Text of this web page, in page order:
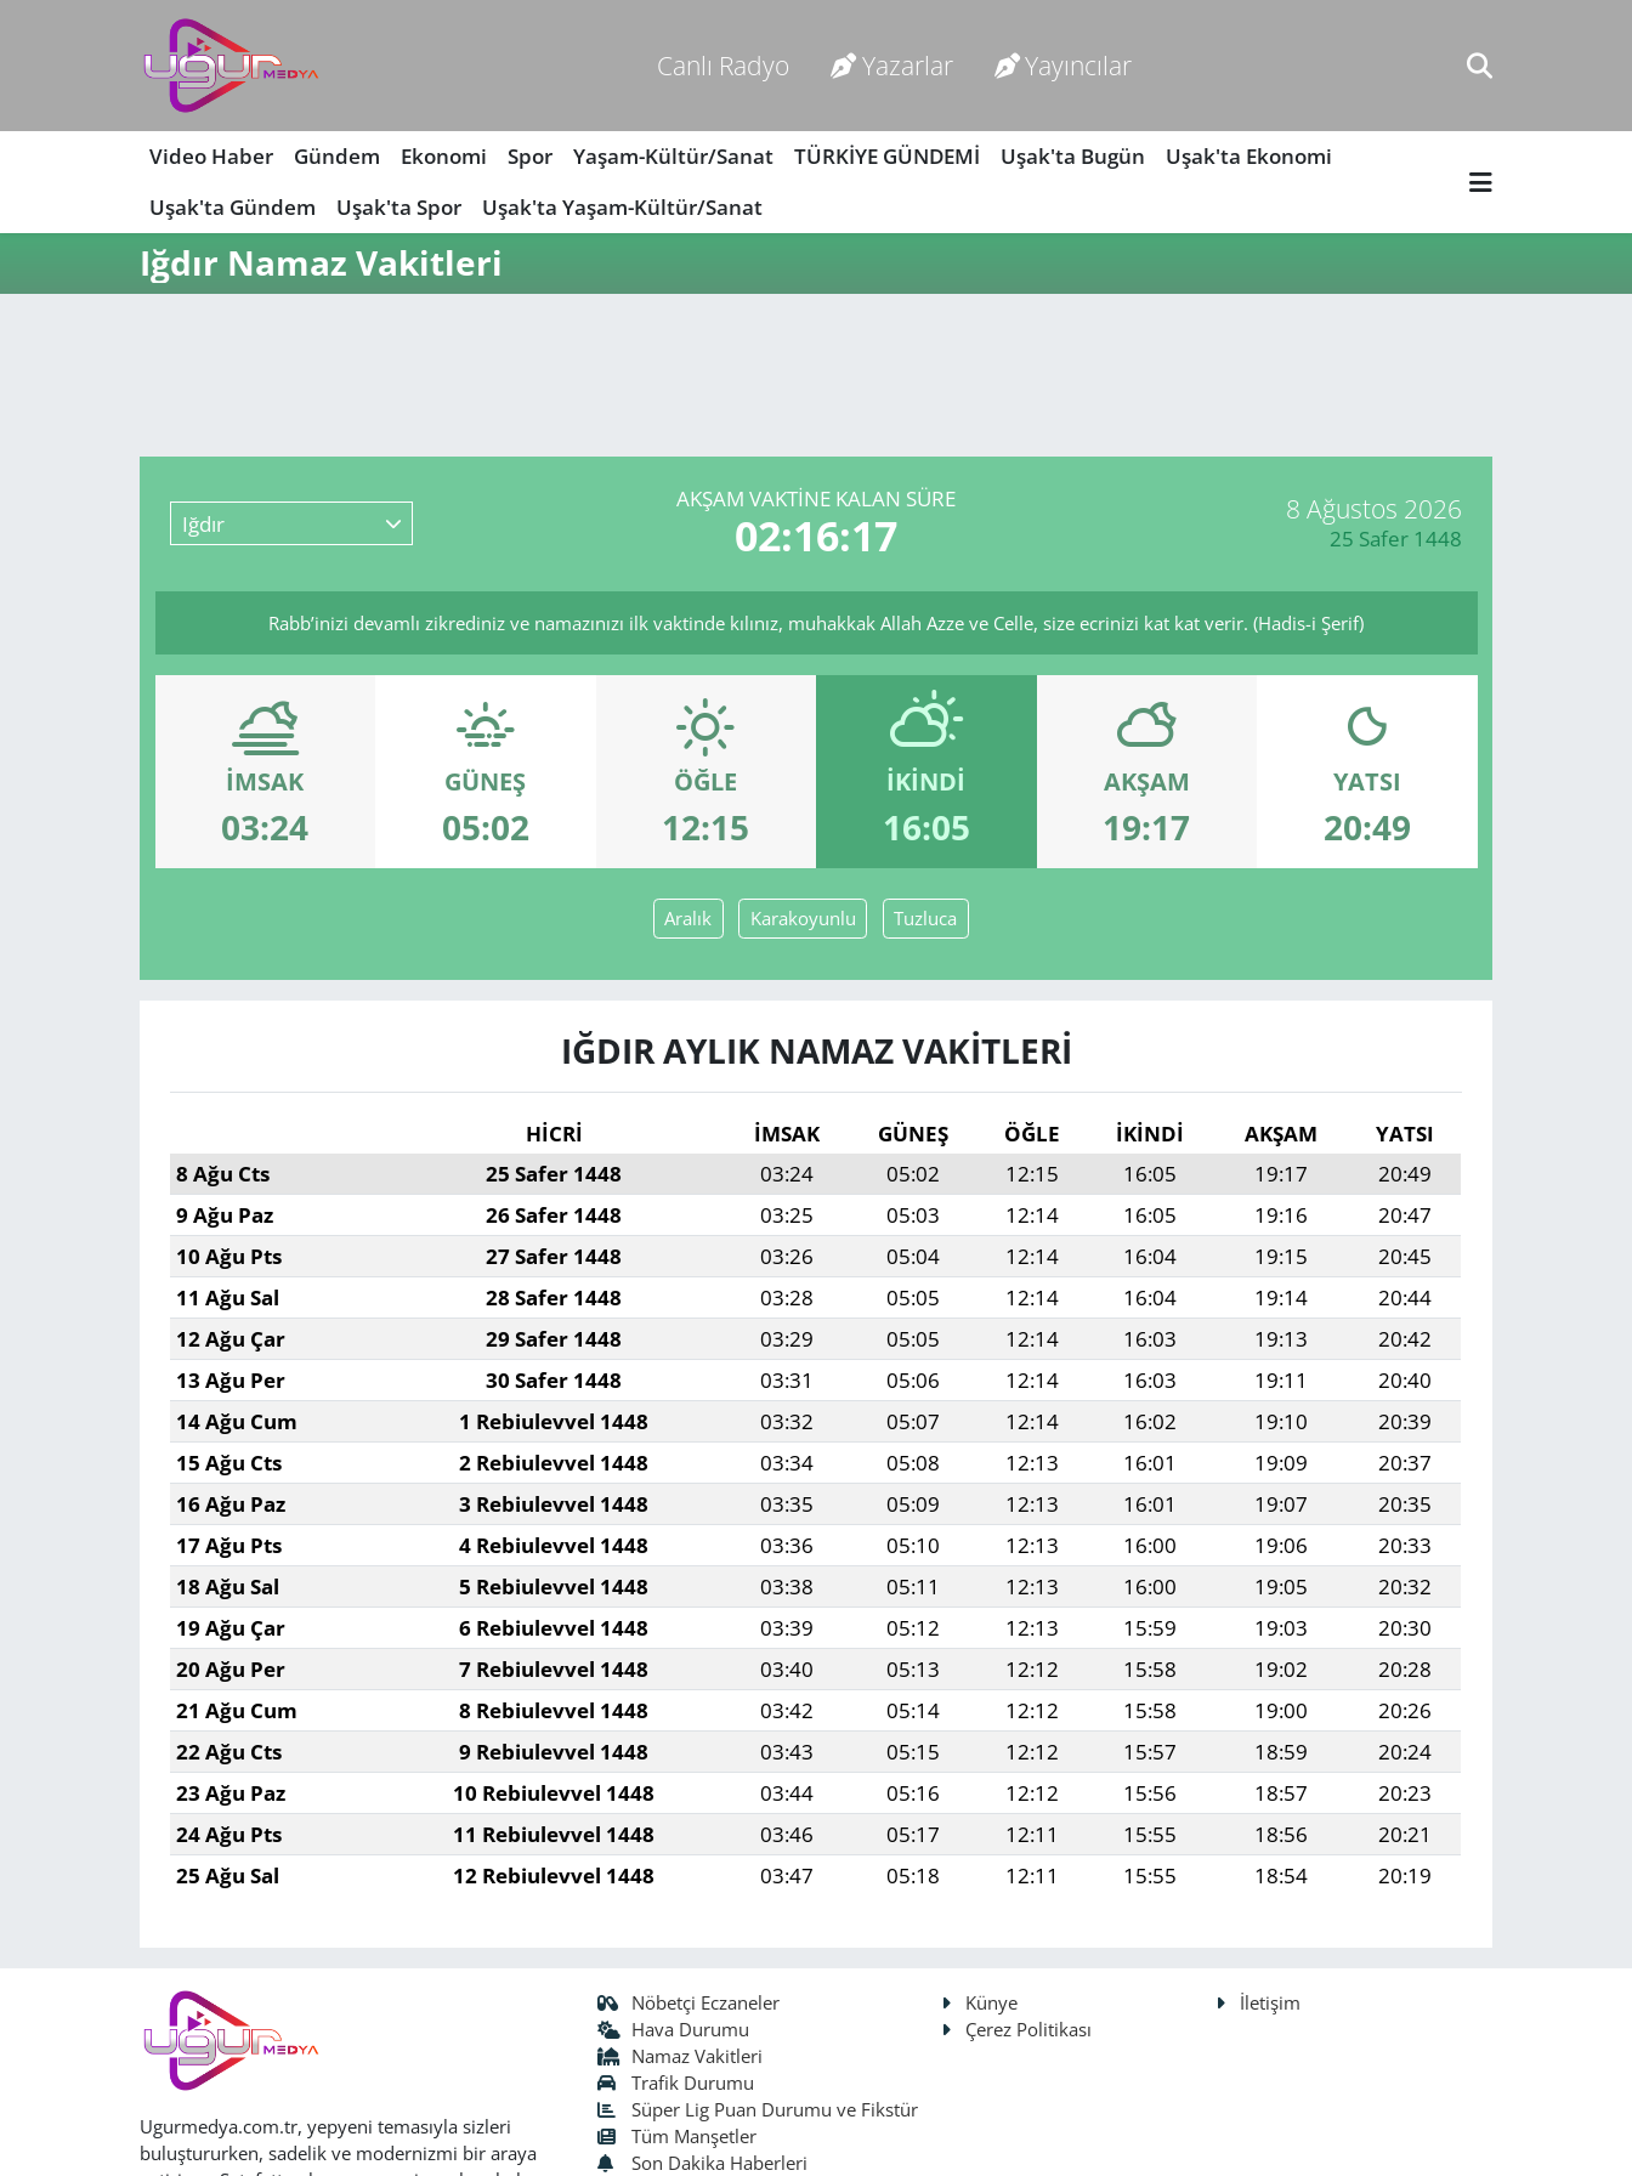
Canlı Radyo Yazarlar Yayıncılar
Video Haber Gündem Ekonomi Spor Yaşam-Kültür/Sanat TÜRKİYE GÜNDEMİ Uşak'ta Bugün
Uşak'ta Ekonomi
Uşak'ta Gündem
Uşak'ta Spor Uşak'ta Yaşam-Kültür/Sanat
Iğdır Namaz Vakitleri
Iğdır
AKŞAM VAKTİNE KALAN SÜRE
02:16:17 8 Ağustos 2026
25 Safer 1448
Rabb’inizi devamlı zikrediniz ve namazınızı ilk vaktinde kılınız, muhakkak Allah Azze ve Celle, size ecrinizi kat kat verir. (Hadis-i Şerif)
İMSAK
03:24
GÜNEŞ
05:02
ÖĞLE
12:15
İKINDI
16:05
AKŞAM
19:17
YATSI
20:49
Aralık Karakoyunlu Tuzluca
IĞDIR AYLIK NAMAZ VAKITLERI
HİCRİ İMSAK GÜNEŞ ÖĞLE İKINDI AKŞAM
YATSI
8 Ağu Cts
25 Safer 1448 03:24 05:02 12:15 16:05 19:17
20:49
9 Ağu Paz
26 Safer 1448 03:25 05:03 12:14 16:05 19:16
20:47
10 Ağu Pts
27 Safer 1448 03:26 05:04 12:14 16:04 19:15
20:45
11 Ağu Sal
28 Safer 1448 03:28 05:05 12:14 16:04 19:14
20:44
12 Ağu Çar
29 Safer 1448 03:29 05:05 12:14 16:03 19:13
20:42
13 Ağu Per
30 Safer 1448 03:31 05:06 12:14 16:03 19:11
20:40
14 Ağu Cum
1 Rebiulevvel 1448 03:32 05:07 12:14 16:02 19:10
20:39
15 Ağu Cts
2 Rebiulevvel 1448 03:34 05:08 12:13 16:01 19:09
20:37
16 Ağu Paz
3 Rebiulevvel 1448 03:35 05:09 12:13 16:01 19:07
20:35
17 Ağu Pts
4 Rebiulevvel 1448 03:36 05:10 12:13 16:00 19:06
20:33
18 Ağu Sal
5 Rebiulevvel 1448 03:38 05:11 12:13 16:00 19:05
20:32
19 Ağu Çar
6 Rebiulevvel 1448 03:39 05:12 12:13 15:59 19:03
20:30
20 Ağu Per
7 Rebiulevvel 1448 03:40 05:13 12:12 15:58 19:02
20:28
21 Ağu Cum
8 Rebiulevvel 1448 03:42 05:14 12:12 15:58 19:00
20:26
22 Ağu Cts
9 Rebiulevvel 1448 03:43 05:15 12:12 15:57 18:59
20:24
23 Ağu Paz
10 Rebiulevvel 1448 03:44 05:16 12:12 15:56 18:57
20:23
24 Ağu Pts
11 Rebiulevvel 1448 03:46 05:17 12:11 15:55 18:56
20:21
25 Ağu Sal
12 Rebiulevvel 1448 03:47 05:18 12:11 15:55 18:54 20:19
Ugurmedya.com.tr, yepyeni temasıyla sizleri
buluştururken, sadelik ve modernizmi bir araya
Nöbetçi Eczaneler
Hava Durumu
Namaz Vakitleri
Trafik Durumu
Süper Lig Puan Durumu ve Fikstür
Tüm Manşetler
Son Dakika Haberleri
Künye
İletişim
Çerez Politikası
Nöbetçi Eczaneler
Hava Durumu
Namaz Vakitleri
Trafik Durumu
Son Dakika Haberleri
Haber Arşivi